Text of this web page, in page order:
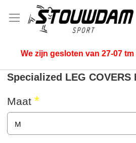
We zijn gesloten van 27-07
Specialized LEG COVERS
Maat